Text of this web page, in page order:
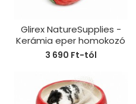
Glirex NatureSupplies -
Kerámia eper homokozó
3 690 Ft-tól